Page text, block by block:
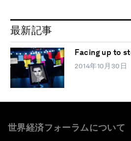
最新記事
Facing up to
2014年10月30日
世界経済フォーラムについて